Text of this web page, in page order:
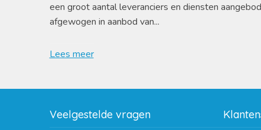
een groot aantal leveranciers en diensten
afgewogen in aanbod van...
Lees meer
Veelgestelde vragen